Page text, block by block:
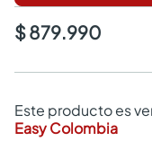
$ 879.990
Este producto es
Easy Colombia